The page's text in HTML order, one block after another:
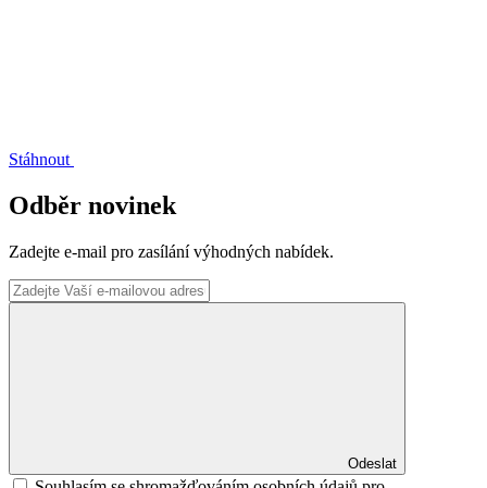
Stáhnout
Odběr novinek
Zadejte e-mail pro zasílání výhodných nabídek.
Odeslat